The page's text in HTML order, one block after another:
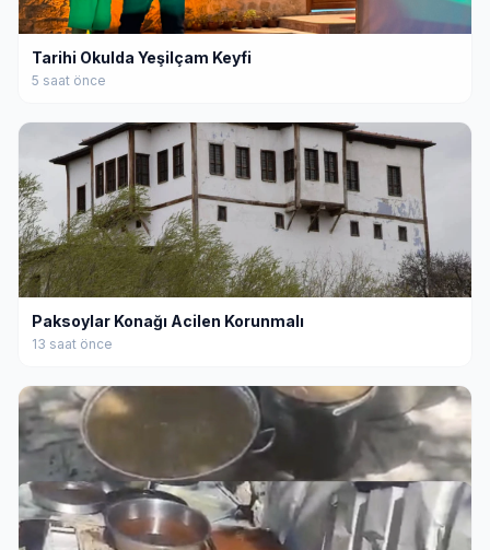
Tarihi Okulda Yeşilçam Keyfi
5 saat önce
Paksoylar Konağı Acilen Korunmalı
13 saat önce